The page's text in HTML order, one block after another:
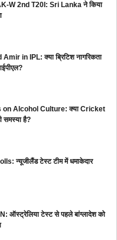
W 2nd T20I: Sri Lanka ने किया
in IPL: क्या ब्रिटिश नागरिकता
on Alcohol Culture: क्या Cricket
समस्या है?
न्यूजीलैंड टेस्ट टीम में धमाकेदार
ऑस्ट्रेलिया टेस्ट से पहले बांग्लादेश को